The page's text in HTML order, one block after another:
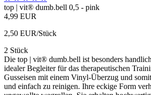
top | vit® dumb.bell 0,5 - pink
4,99 EUR
2,50 EUR/Stück
2 Stück
Die top | vit® dumb.bell ist besonders
idealer Begleiter für das therapeutischen
Gusseisen mit einem Vinyl-Überzug und
und einfach zu reinigen. Ihre eckige Form